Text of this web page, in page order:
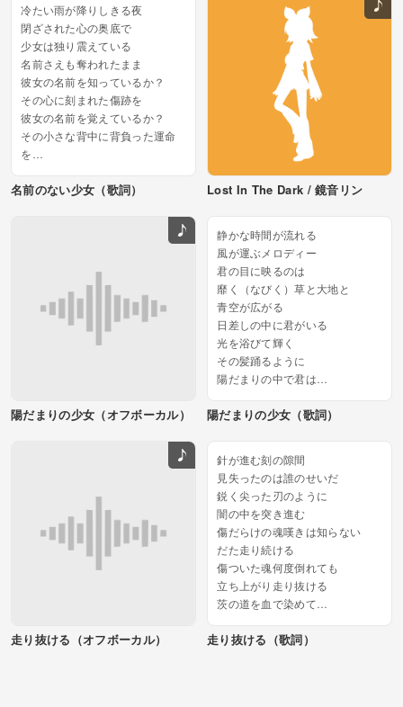
冷たい雨が降りしきる夜
閉ざされた心の奥底で
少女は独り震えている
名前さえも奪われたまま
彼女の名前を知っているか？
その心に刻まれた傷跡を
彼女の名前を覚えているか？
その小さな背中に背負った運命
を
奪われた名前を探すように...
名前のない少女（歌詞） Lost In The Dark / 鏡音リン
陽だまりの少女（オフボーカル）
静かな時間が流れる
風が運ぶメロディー
君の目に映るのは
靡く（なびく）草と大地と
青空が広がる
日差しの中に君がいる
光を浴びて輝く
その髪踊るように
陽だまりの中で君は
陽だまりの少女（歌詞）
走り抜ける（オフボーカル）
針が進む刻の隙間
見失ったのは誰のせいだ
鋭く尖った刃のように
闇の中を突き進む
傷だらけの魂嘆きは知らない
だた走り続ける
傷ついた魂何度倒れても
立ち上がり走り抜ける
茨の道を血で染めて
走り抜ける（歌詞）